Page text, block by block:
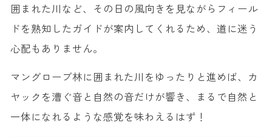
囲まれた川など、その日の風向きを見ながらフィール
ドを熟知したガイドが案内してくれるため、道に迷う
心配もありません。
マングローブ林に囲まれた川をゆったりと進めば、カ
ヤックを漕ぐ音と自然の音だけが響き、まるで自然と
一体になれるような感覚を味わえるはず！